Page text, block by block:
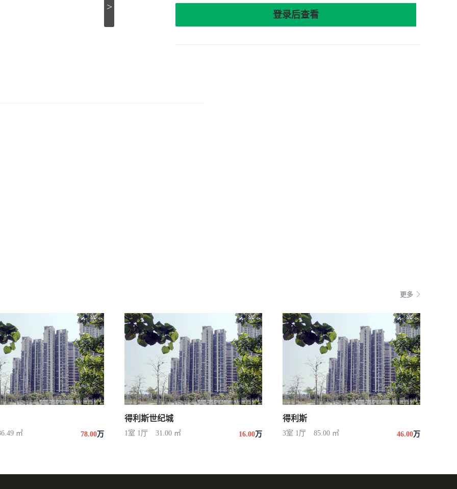
>
登录后查看
更多
㎡ 78.00万
得利斯世纪城
1室 1厅 31.00 ㎡ 16.00万
得利斯
3室 1厅 85.00 ㎡ 46.00万